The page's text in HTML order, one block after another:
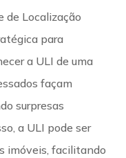
de Localização
para
a ULI de uma
façam
surpresas
a ULI pode ser
imóveis, facilitando